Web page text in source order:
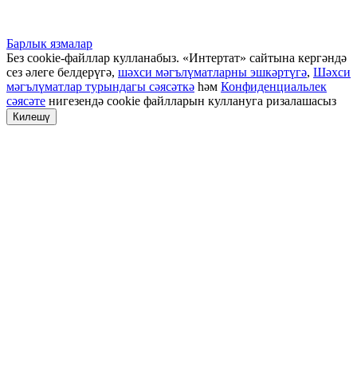
Барлык язмалар
Без cookie-файллар кулланабыз. «Интертат» сайтына кергәндә
сез әлеге белдерүгә, шәхси мәгълүматларны эшкәртүгә, Шәхси
мәгълүматлар турындагы сәясәткә һәм Конфиденциальлек
сәясәте нигезендә cookie файлларын куллануга ризалашасыз
Килешү